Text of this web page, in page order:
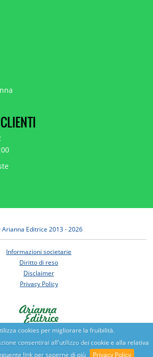
cookies per migliorare la fruibilità.
consentirai all'utilizzo dei cookie e alla relativa
link per saperne di più
Privacy Policy
Editrice 2013 - 2026
Informazioni societarie
Diritto di reso
Disclaimer
Privacy Policy
e conoscenza dal 1987